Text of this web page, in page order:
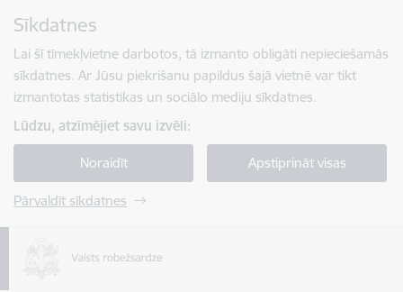
Sīkdatnes
Lai šī tīmekļvietne darbotos, tā izmanto obligāti nepieciešamās
sīkdatnes. Ar Jūsu piekrišanu papildus šajā vietnē var tikt
izmantotas statistikas un sociālo mediju sīkdatnes.
Lūdzu, atzīmējiet savu izvēli:
Noraidīt Apstiprināt visas
Pārvaldīt sīkdatnes